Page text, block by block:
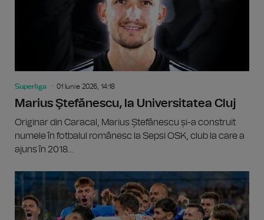
Superliga 01 Iunie 2026, 14:18
Marius Ştefănescu, la Universitatea Cluj
Originar din Caracal, Marius Ștefănescu și-a construit
numele în fotbalul românesc la Sepsi OSK, club la care a
ajuns în 2018...